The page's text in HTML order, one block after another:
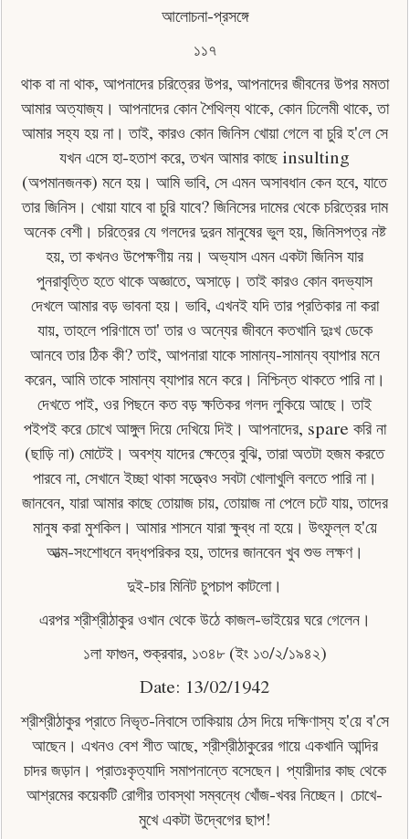
আলোচনা-প্রসঙ্গে
১১৭
থাক বা না থাক, আপনাদের চরিত্রের উপর, আপনাদের জীবনের উপর মমতা
আমার অত্যাজ্য। আপনাদের কোন শৈথিল্য থাকে, কোন ঢিলেমী থাকে, তা
আমার সহ্য হয় না। তাই, কারও কোন জিনিস খােয়া গেলে বা চুরি হ'লে সে
যখন এসে হা-হতাশ করে, তখন আমার কাছে insulting
(অপমানজনক) মনে হয়। আমি ভাবি, সে এমন অসাবধান কেন হবে, যাতে
তার জিনিস। খােয়া যাবে বা চুরি যাবে? জিনিসের দামের থেকে চরিত্রের দাম
অনেক বেশী। চরিত্রের যে গলদের দুরন মানুষের ভুল হয়, জিনিসপত্র নষ্ট
হয়, তা কখনও উপেক্ষণীয় নয়। অভ্যাস এমন একটা জিনিস যার
পুনরাবৃত্তি হতে থাকে অজ্ঞাতে, অসাড়ে। তাই কারও কোন বদভ্যাস
দেখলে আমার বড় ভাবনা হয়। ভাবি, এখনই যদি তার প্রতিকার না করা
যায়, তাহলে পরিণামে তা' তার ও অন্যের জীবনে কতখানি দুঃখ ডেকে
আনবে তার ঠিক কী? তাই, আপনারা যাকে সামান্য-সামান্য ব্যাপার মনে
করেন, আমি তাকে সামান্য ব্যাপার মনে করে। নিশ্চিন্ত থাকতে পারি না।
দেখতে পাই, ওর পিছনে কত বড় ক্ষতিকর গলদ লুকিয়ে আছে। তাই
পইপই করে চোখে আঙ্গুল দিয়ে দেখিয়ে দিই। আপনাদের, spare করি না
(ছাড়ি না) মোটেই। অবশ্য যাদের ক্ষেত্রে বুঝি, তারা অতটা হজম করতে
পারবে না, সেখানে ইচ্ছা থাকা সত্ত্বেও সবটা খােলাখুলি বলতে পারি না।
জানবেন, যারা আমার কাছে তােয়াজ চায়, তােয়াজ না পেলে চটে যায়, তাদের
মানুষ করা মুশকিল। আমার শাসনে যারা ক্ষুব্ধ না হয়ে। উৎফুল্ল হ'য়ে
আত্ম-সংশােধনে বদ্ধপরিকর হয়, তাদের জানবেন খুব শুভ লক্ষণ।
দুই-চার মিনিট চুপচাপ কাটলাে।
এরপর শ্রীশ্রীঠাকুর ওখান থেকে উঠে কাজল-ভাইয়ের ঘরে গেলেন।
১লা ফাগুন, শুক্রবার, ১৩৪৮ (ইং ১৩/২/১৯৪২)
Date: 13/02/1942
শ্রীশ্রীঠাকুর প্রাতে নিভৃত-নিবাসে তাকিয়ায় ঠেস দিয়ে দক্ষিণাস্য হ'য়ে ব'সে
আছেন। এখনও বেশ শীত আছে, শ্রীশ্রীঠাকুরের গায়ে একখানি আন্দির
চাদর জড়ান। প্রাতঃকৃত্যাদি সমাপনান্তে বসেছেন। প্যারীদার কাছ থেকে
আশ্রমের কয়েকটি রােগীর তাবস্থা সম্বন্ধে খোঁজ-খবর নিচ্ছেন। চোখে-
মুখে একটা উদ্বেগের ছাপ!